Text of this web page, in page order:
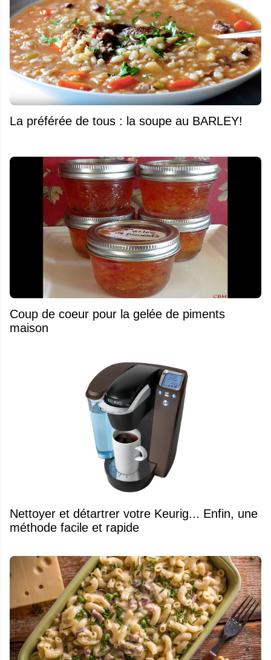
La préférée de tous : la soupe au BARLEY!
Coup de coeur pour la gelée de piments
maison
Nettoyer et détartrer votre Keurig... Enfin, une
méthode facile et rapide